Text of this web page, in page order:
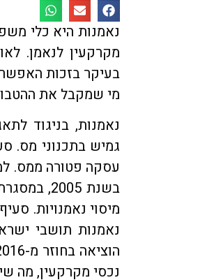
נאמנות היא כלי
מקרקעין לנאמן.
בעיקר בזכות
מי שמקבל את
נאמנות, בניגוד
נאמנות תושבי
נכסי מקרקעין, מה